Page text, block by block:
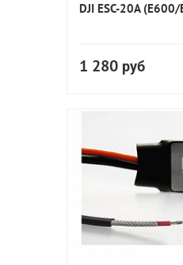
DJI ESC-20A
1 280 руб